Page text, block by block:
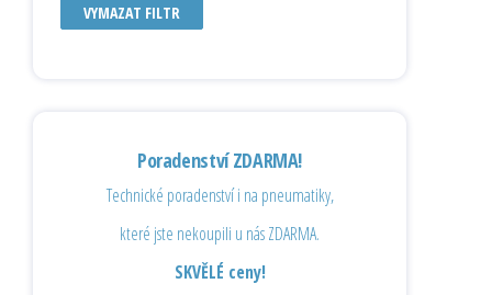
VYMAZAT FILTR
Poradenství ZDARMA!
Technické poradenství i na pneumatiky,
které jste nekoupili u nás ZDARMA.
SKVĚLÉ ceny!